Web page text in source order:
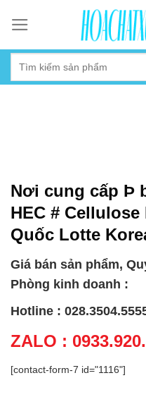
content
Nơi cung cấp Þ
HEC # Cellulose
Quốc Lotte
Giá bán sản phẩm,
Phòng kinh doanh :
Hotline :
ZALO :
[contact-form-7 id="1116"]